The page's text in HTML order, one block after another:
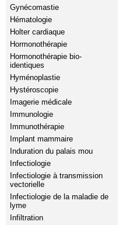
Gynécomastie
Hématologie
Holter cardiaque
Hormonothérapie
Hormonothérapie bio-
identiques
Hyménoplastie
Hystéroscopie
Imagerie médicale
Immunologie
Immunothérapie
Implant mammaire
Induration du palais mou
Infectiologie
Infectiologie à transmission
vectorielle
Infectiologie de la maladie de
lyme
Infiltration